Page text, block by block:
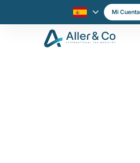
Mi Cuenta